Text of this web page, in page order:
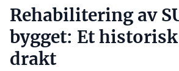
Rehabilitering av
bygget: Et
drakt